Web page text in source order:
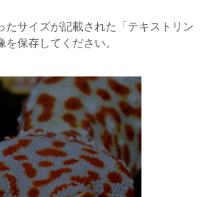
たサイズが記載された「テキストリン
を保存してください。